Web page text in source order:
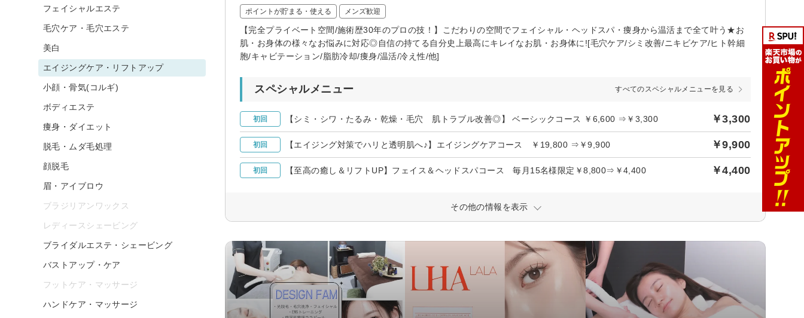
ポイントが貯まる・使える メンズ歓迎
【完全プライベート空間/施術歴30年のプロの技！】こだわりの空間でフェイシャル・ヘッドスパ・痩身から温活まで全て叶う★お
肌・お身体の様々なお悩みに対応◎自信の持てる自分史上最高にキレイなお肌・お身体に![毛穴ケア/シミ改善/ニキビケア/ヒト幹細
胞/キャビテーション/脂肪冷却/痩身/温活/冷え性/他]
スペシャルメニュー すべてのスペシャルメニューを見る
初回 【シミ・シワ・たるみ・乾燥・毛穴 肌トラブル改善◎】 ベーシックコース ￥6,600 ⇒￥3,300 ￥3,300
初回 【エイジング対策でハリと透明肌へ♪】エイジングケアコース ￥19,800 ⇒￥9,900 ￥9,900
初回 【至高の癒し＆リフトUP】フェイス＆ヘッドスパコース 毎月15名様限定￥8,800⇒￥4,400 ￥4,400
その他の情報を表示
フェイシャルエステ
毛穴ケア・毛穴エステ
美白
エイジングケア・リフトアップ
小顔・骨気(コルギ)
ボディエステ
痩身・ダイエット
脱毛・ムダ毛処理
顔脱毛
眉・アイブロウ
ブラジリアンワックス
レディースシェービング
ブライダルエステ・シェービング
バストアップ・ケア
フットケア・マッサージ
ハンドケア・マッサージ